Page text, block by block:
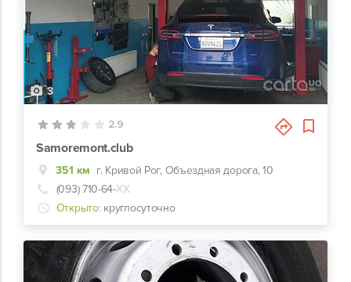
3
2.9
Samoremont.club
351 км г. Кривой Рог, Объездная дорога, 10
(093) 710-64-ХХ
Открыто: круглосуточно